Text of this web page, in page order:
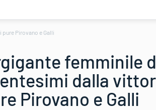
Pirovano e Galli
femminile
dalla
Pirovano e Galli